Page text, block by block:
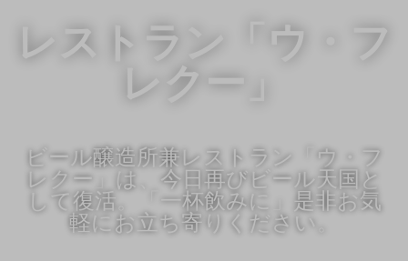
レストラン「ウ・フ
レクー」
ビール醸造所兼レストラン「ウ・フ
レクー」は、今日再びビール天国と
して復活。「一杯飲みに」是非お気
軽にお立ち寄りください。